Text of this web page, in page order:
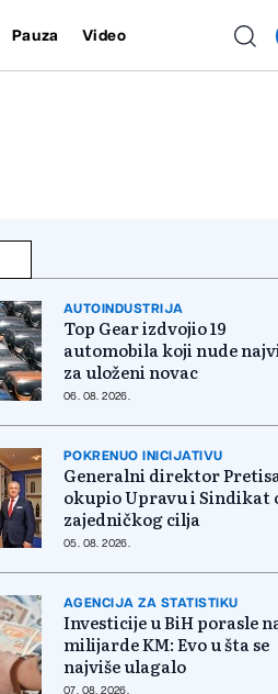
Pauza Video
AUTOINDUSTRIJA
Top Gear izdvojio 19
automobila koji nude
za uloženi novac
06. 08. 2026.
POKRENUO INICIJATIVU
Generalni direktor
okupio Upravu i Sindikat
zajedničkog cilja
05. 08. 2026.
AGENCIJA ZA STATISTIKU
Investicije u BiH porasle
milijarde KM: Evo u šta se
najviše ulagalo
07. 08. 2026.